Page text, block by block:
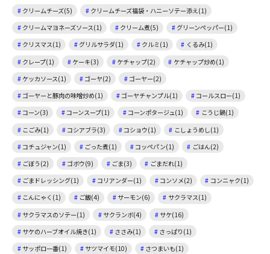
クリームチーズ(5)
クリームチーズ福袋・ハニーソテー添え(1)
クリームマヨネーズソース(1)
クリーム煮(5)
グリーンペッパー(1)
クリスマス(1)
グリルサラダ(1) クルミ(1)
くるみ(1)
クレープ(1)
ケーキ(3) ケチャップ(2)
ケチャップ炒め(1)
ケッカソース(1)
ゴーヤ(2)
ゴーヤー(2)
ゴーヤーと豚肉の味噌炒め(1)
ゴーヤチャンプル(1)
コールスロー(1)
コーン(3)
コーンスープ(1) コーンポタージュ(1)
こうじ鍋(1)
こごみ(1)
コシアブラ(3) コショウ(1)
こしょうめし(1)
コチュジャン(1)
ごった煮(1) コッペパン(1)
ごはん(2)
ごぼう(2)
ゴボウ(9) ごま(3)
ごまだれ(1)
ごまドレッシング(1)
コリアンダー(1) コンソメ(2)
コンニャク(1)
こんにゃく(1)
ご飯(4) サーモン(6)
サクラマス(1)
サクラマスのソテー(1)
サクランボ(4)
サケ(16)
サケのハーブオイル焼き(1)
ささみ(1)
さっぱり(1)
サッポロ一番(1)
サツマイモ(10)
さつまいも(1)